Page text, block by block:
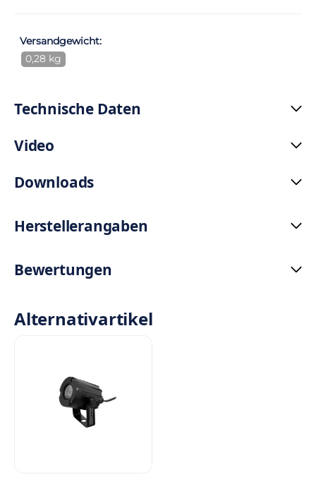
Versandgewicht:
0,28 kg
Technische Daten
Video
Downloads
Herstellerangaben
Bewertungen
Alternativartikel